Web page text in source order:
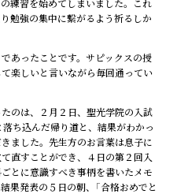
練習を始めてしまいました。これ
勉強の集中に繋がるよう祈るしか
あったことです。サピックスの授
楽しいと言いながら毎回通ってい
のは、２月２日、聖光学院の入試
落ち込んだ帰り道と、結果がわかっ
ました。先生方のお言葉は息子に
直すことができ、４日の第２回入
とに意識すべき事柄を書いたメモ
果発表の５日の朝、「合格おめでと